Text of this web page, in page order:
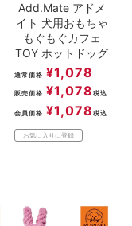
Add.Mate アドメ
イト 犬用おもちゃ
もぐもぐカフェ
TOY ホットドッグ
通常価格 ¥1,078
販売価格 ¥1,078 税込
会員価格 ¥1,078 税込
お気に入りに登録